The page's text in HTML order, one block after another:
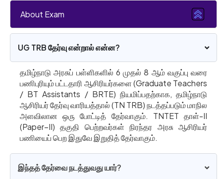
About Exam
UG TRB தேர்வு என்றால் என்ன?
தமிழ்நாடு அரசுப் பள்ளிகளில் 6 முதல் 8 ஆம் வகுப்பு வரை
பணிபுரியும் பட்டதாரி ஆசிரியர்களை (Graduate Teachers
/ BT Assistants / BRTE) நியமிப்பதற்காக, தமிழ்நாடு
ஆசிரியர் தேர்வு வாரியத்தால் (TN TRB) நடத்தப்படும் மாநில
அளவிலான ஒரு போட்டித் தேர்வாகும். TNTET தாள்-II
(Paper–II) தகுதி பெற்றவர்கள் நிரந்தர அரசு ஆசிரியர்
பணியைப் பெற இதுவே இறுதித் தேர்வாகும்.
இந்தத் தேர்வை நடத்துவது யார்?